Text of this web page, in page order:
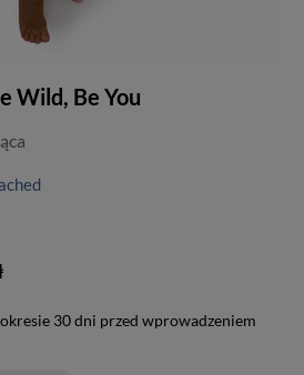
Wild, Be You
30 dni przed wprowadzeniem